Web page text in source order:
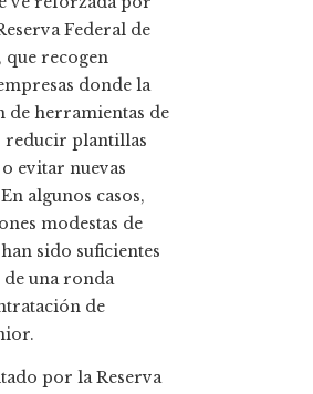
Federal de
que recogen
donde la
de herramientas de
plantillas
evitar nuevas
algunos casos,
modestas de
sido suficientes
una ronda
de
por la Reserva